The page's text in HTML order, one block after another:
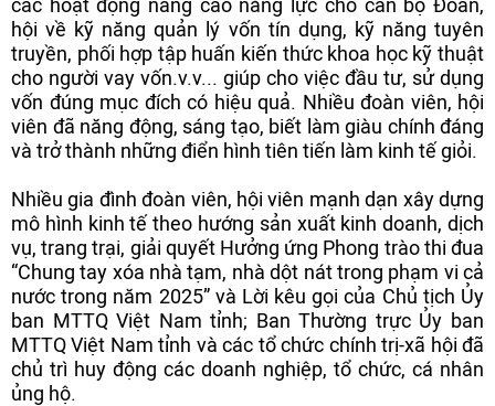
các hoạt động nâng cao năng lực cho cán bộ Đoàn,
hội về kỹ năng quản lý vốn tín dụng, kỹ năng tuyên
truyền, phối hợp tập huấn kiến thức khoa học kỹ thuật
cho người vay vốn.v.v... giúp cho việc đầu tư, sử dụng
vốn đúng mục đích có hiệu quả. Nhiều đoàn viên, hội
viên đã năng động, sáng tạo, biết làm giàu chính đáng
và trở thành những điển hình tiên tiến làm kinh tế giỏi.
Nhiều gia đình đoàn viên, hội viên mạnh dạn xây dựng
mô hình kinh tế theo hướng sản xuất kinh doanh, dịch
vụ, trang trại, giải quyết Hưởng ứng Phong trào thi đua
“Chung tay xóa nhà tạm, nhà dột nát trong phạm vi cả
nước trong năm 2025” và Lời kêu gọi của Chủ tịch Ủy
ban MTTQ Việt Nam tỉnh; Ban Thường trực Ủy ban
MTTQ Việt Nam tỉnh và các tổ chức chính trị-xã hội đã
chủ trì huy động các doanh nghiệp, tổ chức, cá nhân
ủng hộ.